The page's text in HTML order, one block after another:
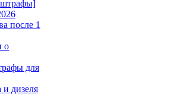
штрафы]
после 1
о
для
и дизеля